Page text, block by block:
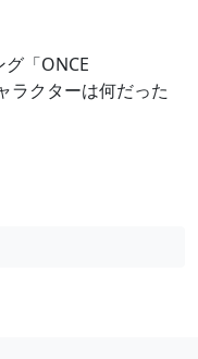
「ONCE
ラクターは何だった